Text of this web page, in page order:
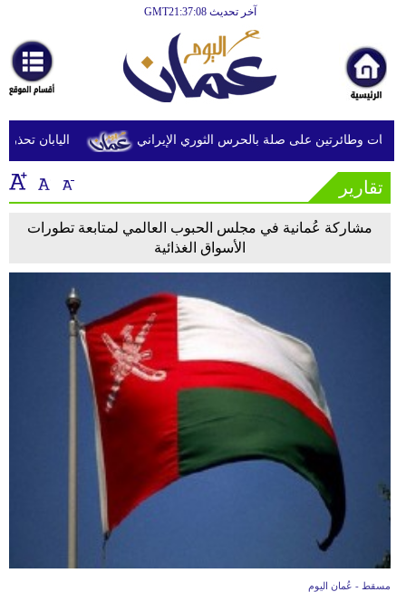
آخر تحديث GMT21:37:08
أخبارعاجلة
رياضة
ثقافة
إقتصاد
تعليم
اليابان تحذر وطائرتين على صلة بالحرس الثوري الإيراني
تقارير
مشاركة عُمانية في مجلس الحبوب العالمي لمتابعة تطورات
الأسواق الغذائية
مسقط - عُمان اليوم